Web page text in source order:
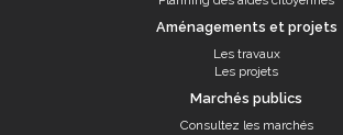
Aménagements et projets
Les travaux
Les projets
Marchés publics
Consultez les marchés